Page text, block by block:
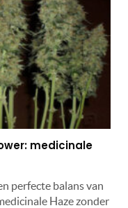
medicinale
perfecte balans van
Haze zonder